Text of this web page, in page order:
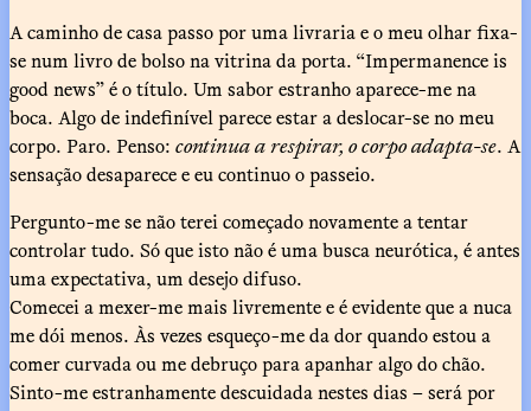
A caminho de casa passo por uma livraria e o meu olhar fixa-
se num livro de bolso na vitrina da porta. “Impermanence is
good news” é o título. Um sabor estranho aparece-me na
boca. Algo de indefinível parece estar a deslocar-se no meu
corpo. Paro. Penso: continua a respirar, o corpo adapta-se. A
sensação desaparece e eu continuo o passeio.
Pergunto-me se não terei começado novamente a tentar
controlar tudo. Só que isto não é uma busca neurótica, é antes
uma expectativa, um desejo difuso.
Comecei a mexer-me mais livremente e é evidente que a nuca
me dói menos. Às vezes esqueço-me da dor quando estou a
comer curvada ou me debruço para apanhar algo do chão.
Sinto-me estranhamente descuidada nestes dias – será por